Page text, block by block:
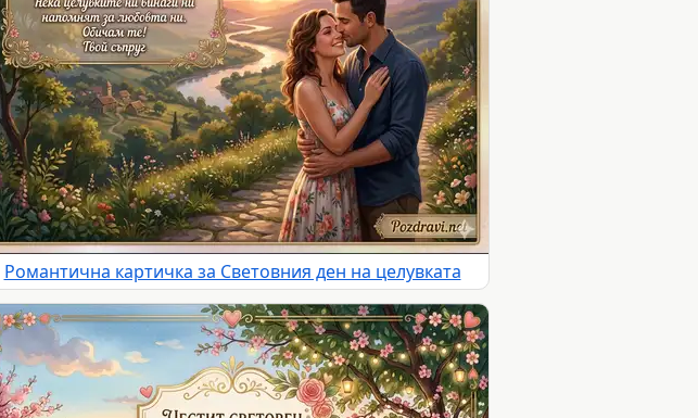
Романтична картичка за Световния ден на целувката